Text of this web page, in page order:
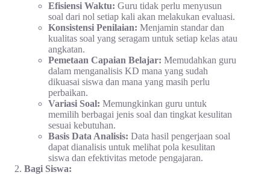
Efisiensi Waktu: Guru tidak perlu menyusun
soal dari nol setiap kali akan melakukan evaluasi.
Konsistensi Penilaian: Menjamin standar dan
kualitas soal yang seragam untuk setiap kelas atau
angkatan.
Pemetaan Capaian Belajar: Memudahkan guru
dalam menganalisis KD mana yang sudah
dikuasai siswa dan mana yang masih perlu
perbaikan.
Variasi Soal: Memungkinkan guru untuk
memilih berbagai jenis soal dan tingkat kesulitan
sesuai kebutuhan.
Basis Data Analisis: Data hasil pengerjaan soal
dapat dianalisis untuk melihat pola kesulitan
siswa dan efektivitas metode pengajaran.
Bagi Siswa: